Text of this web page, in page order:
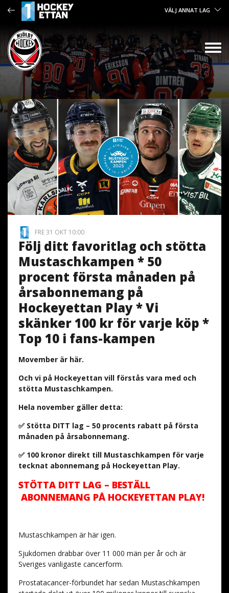
VÄLJ ANNAT LAG
FRE 31 OKT 10:00
Följ ditt favoritlag och stötta
Mustaschkampen * 50
procent första månaden på
årsabonnemang på
Hockeyettan Play * Vi
skänker 100 kr för varje köp *
Top 10 i fans-kampen
Movember är här.
Och vi på Hockeyettan vill förstås vara med och
stötta Mustaschkampen.
Hela november gäller detta:
✅ Stötta DITT lag – 50 procents rabatt på första
månaden på årsabonnemang.
✅ 100 kronor direkt till Mustaschkampen för varje
tecknat abonnemang på Hockeyettan Play.
STÖTTA DITT LAG – BESTÄLL
ABONNEMANG PÅ HOCKEYETTAN PLAY!
Mustaschkampen är här igen.
Sjukdomen drabbar över 11 000 män per år och är
Sveriges vanligaste cancerform.
Prostatacancer-förbundet har sedan Mustaschkampen